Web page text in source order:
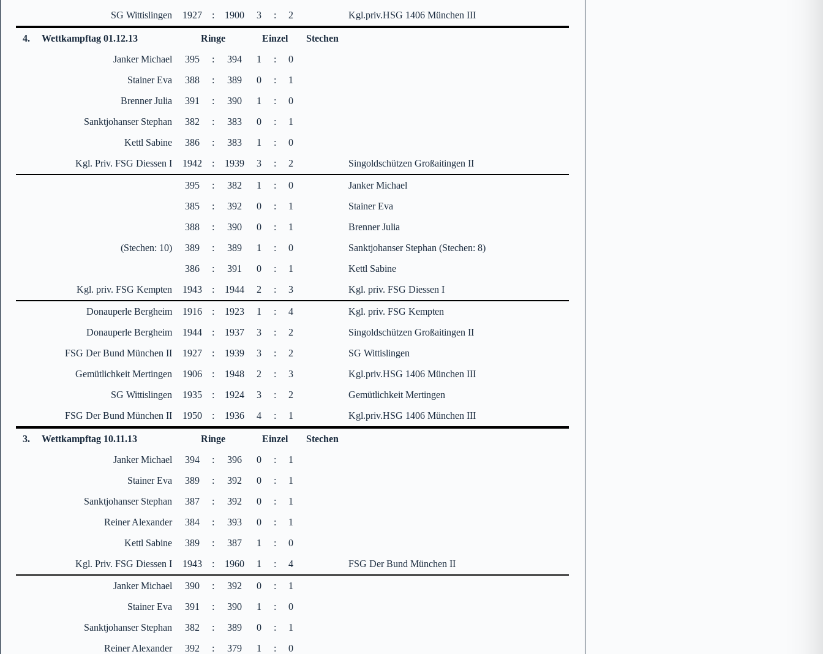
SG Wittislingen
1927 : 1900 3 : 2 Kgl.priv.HSG 1406 München III
4. Wettkampftag 01.12.13 Ringe Einzel
Stechen
Janker Michael
395 : 394 1 :
0
Stainer Eva
388 : 389 0 :
1
Brenner Julia
391 : 390 1 :
0
Sanktjohanser Stephan
382 : 383 0 :
1
Kettl Sabine
386 : 383 1 :
0
Kgl. Priv. FSG Diessen I
1942 : 1939 3 : 2 Singoldschützen Großaitingen II
395 : 382 1 : 0
Janker Michael
385
: 392 0 : 1
Stainer Eva
388
: 390 0 : 1
Brenner Julia
(Stechen: 10)
389 : 389 1 : 0
Sanktjohanser Stephan (Stechen: 8)
386
: 391 0 : 1
Kettl Sabine
Kgl. priv. FSG Kempten
1943 : 1944 2 : 3 Kgl. priv. FSG Diessen I
Donauperle Bergheim 1916 : 1923 1 : 4
Kgl. priv. FSG Kempten
Donauperle Bergheim
1944 : 1937 3 : 2
Singoldschützen Großaitingen II
FSG Der Bund München II
1927 : 1939 3 : 2
SG Wittislingen
Gemütlichkeit Mertingen
1906 : 1948 2 : 3
Kgl.priv.HSG 1406 München III
SG Wittislingen
1935 : 1924 3 : 2
Gemütlichkeit Mertingen
FSG Der Bund München II
1950 : 1936 4 : 1 Kgl.priv.HSG 1406 München III
3. Wettkampftag 10.11.13 Ringe Einzel
Stechen
Janker Michael
394 : 396 0 :
1
Stainer Eva
389 : 392 0 :
1
Sanktjohanser Stephan
387 : 392 0 :
1
Reiner Alexander
384 : 393 0 :
1
Kettl Sabine
389 : 387 1 :
0
Kgl. Priv. FSG Diessen I
1943 : 1960 1 : 4 FSG Der Bund München II
Janker Michael 390 : 392 0 :
1
Stainer Eva
391 : 390 1 :
0
Sanktjohanser Stephan
382 : 389 0 :
1
Reiner Alexander
392 : 379 1 : 0